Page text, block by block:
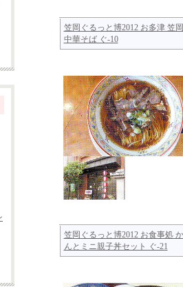
笠岡ぐるっと博2012 お多津 笠
中華そば ぐ-10
笠岡ぐるっと博2012 お食事処
んとミニ親子丼セット ぐ-21